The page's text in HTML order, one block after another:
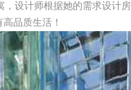
，设计师根据她的需求设计房
品质生活！